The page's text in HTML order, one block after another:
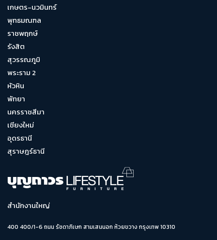
เกษตร-นวมินทร์
พุทธมณฑล
ราชพฤกษ์
รังสิต
สุวรรณภูมิ
พระราม 2
หัวหิน
พัทยา
นครราชสีมา
เชียงใหม่
อุดรธานี
สุราษฎร์ธานี
สำนักงานใหญ่
400 400/1-6 ถนน รัชดาภิเษก สามเสนนอก ห้วยขวาง กรุงเทพ 10310